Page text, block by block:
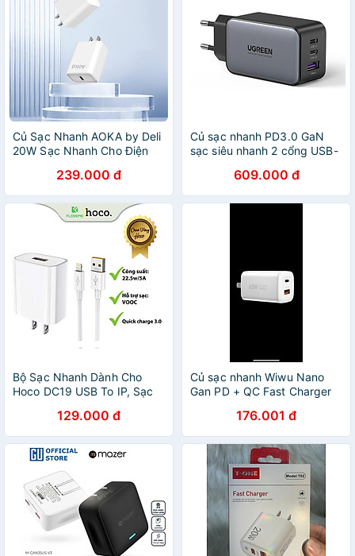
Củ Sạc Nhanh AOKA by Deli
20W Sạc Nhanh Cho Điện
Nóng Chống Cháy Nổ hàng
chính hãng VS6022
239.000 đ
Củ sạc nhanh PD3.0 GaN
sạc siêu nhanh 2 cổng USB-
65W 2Port Màu Đen Hàng
chính hãng
609.000 đ
Bộ Sạc Nhanh Dành Cho
Hoco DC19 USB To IP, Sạc
Dài 1m, Hỗ Trợ Sạc VOOC,
Quick Charge 3.0, Hàng
Chính Hãng
129.000 đ
Củ sạc nhanh Wiwu Nano
Gan PD + QC Fast Charger
tính bảng sạc nhanh 65W -
Hàng chính hãng
176.001 đ